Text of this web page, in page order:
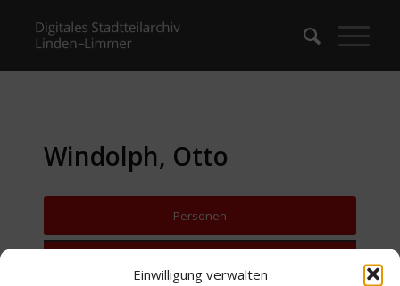
Einwilligung verwalten
Windolph, Otto
Personen